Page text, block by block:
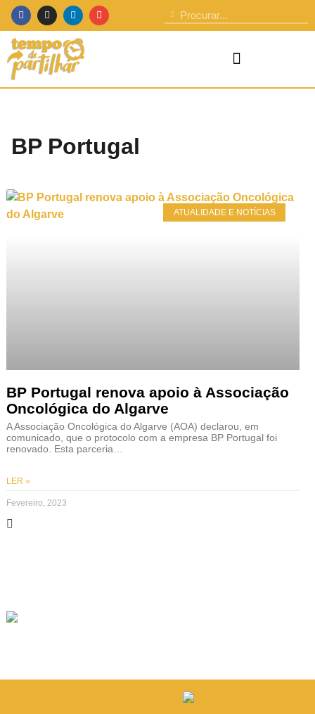
BP Portugal
ATUALIDADE E NOTÍCIAS
BP Portugal renova apoio à Associação
Oncológica do Algarve
A Associação Oncológica do Algarve (AOA) declarou, em
comunicado, que o protocolo com a empresa BP Portugal foi
renovado. Esta parceria…
LER »
Fevereiro, 2023